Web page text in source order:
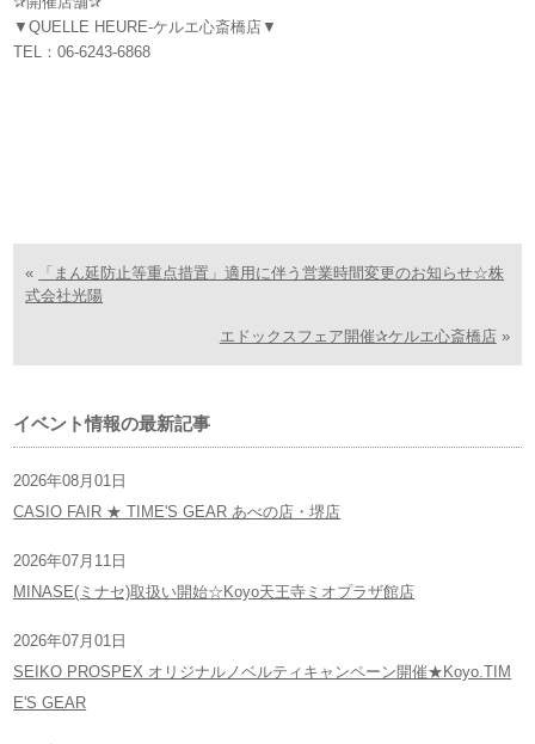
▼QUELLE HEURE-ケルエ心斎橋店▼
TEL：06-6243-6868
«
「まん延防止等重点措置」適用に伴う営業時間変更のお知らせ☆株
式会社光陽
エドックスフェア開催✰ケルエ心斎橋店»
イベント情報の最新記事
2026年08月01日
CASIO FAIR ★ TIME'S GEAR あべの店・堺店
2026年07月11日
MINASE(ミナセ)取扱い開始☆Koyo天王寺ミオプラザ館店
2026年07月01日
SEIKO PROSPEX オリジナルノベルティキャンペーン開催★Koyo.TIM
E'S GEAR